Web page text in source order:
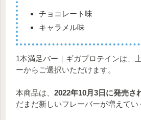
チョコレート味
キャラメル味
1本満足バー｜ギガプロテインは、
ーからご選択いただけます。
本商品は、 2022年10月3日に発売さ
だまだ新しいフレーバーが増えてい